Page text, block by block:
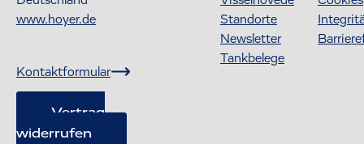
www.hoyer.de
Kontaktformular
Vertrag
widerrufen
Standorte
Newsletter
Tankbelege